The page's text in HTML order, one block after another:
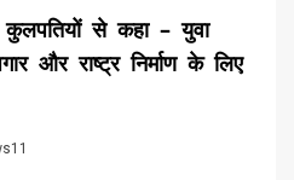
कुलपतियों से कहा – युवा
और राष्ट्र निर्माण के लिए